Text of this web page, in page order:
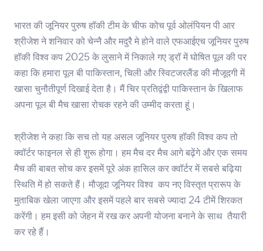
भारत की जूनियर पुरुष हॉकी टीम के चीफ कोच पूर्व ओलंपियन पी आर
श्रीजेश ने शनिवार को चेन्नै और मदुरै मे होने वाले एफआईएच जूनियर पुरुष
हॉकी विश्व कप 2025 के लुसाने में निकाले गए ड्रॉ में घोषित पूल की पर
कहा कि हमारा पूल बी पाकिस्तान, चिली और स्विटजरलैंड की मौजूदगी में
खासा चुनौतीपूर्ण दिखाई देता है। मैं चिर प्रतिद्वंद्वी पाकिस्तान के खिलाफ
अपना पूल बी मैच खासा रोचक रहने की उम्मीद करता हूं।
श्रीजेश ने कहा कि सच तो यह असल जूनियर पुरुष हॉकी विश्व कप तो
क्वॉर्टर फाइनल से ही शुरू होगा। हम मैच दर मैच आगे बढ़ेंगे और एक समय
मैच की बाबत सोच कर इसमें पूरे अंक हासिल कर क्वॉर्टर में सबसे बढ़िया
स्थिति में हो सकते हैं। मौजूदा जूनियर विश्व कप नए विस्तृत प्रारूप के
मुताबिक खेला जाएगा और इसमें पहले बार सबसे ज्यादा 24 टीमें शिरकत
करेंगी। हम इसी को जेहन में रख कर अपनी योजना बनाने के साथ तैयारी
कर रहे हैं।